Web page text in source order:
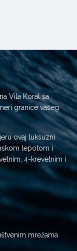
Vila Koral sa
granice vašeg
ovaj luksuzni
lepotom i
4-krevetnim i
mrežama